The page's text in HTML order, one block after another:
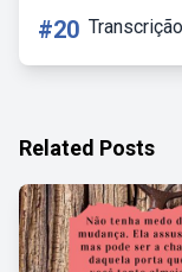
#20
Related Posts